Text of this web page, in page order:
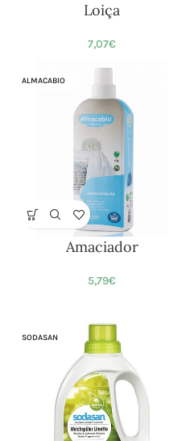
Loiça
7,07€
ALMACABIO
Amaciador
5,79€
SODASAN